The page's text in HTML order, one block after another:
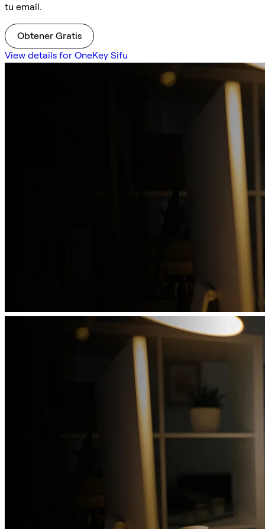
tu email.
Obtener Gratis
View details for OneKey Sifu